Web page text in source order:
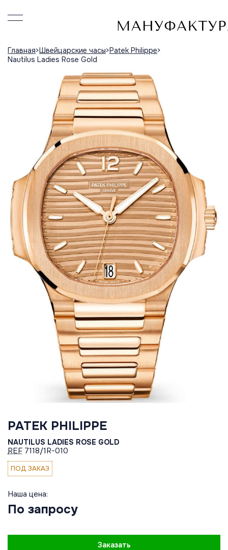
Главная Швейцарские часы Patek Philippe
Nautilus Ladies Rose Gold
PATEK PHILIPPE
NAUTILUS LADIES ROSE GOLD
REF 7118/1R-010
ПОД ЗАКАЗ
Наша цена:
По запросу
Заказать